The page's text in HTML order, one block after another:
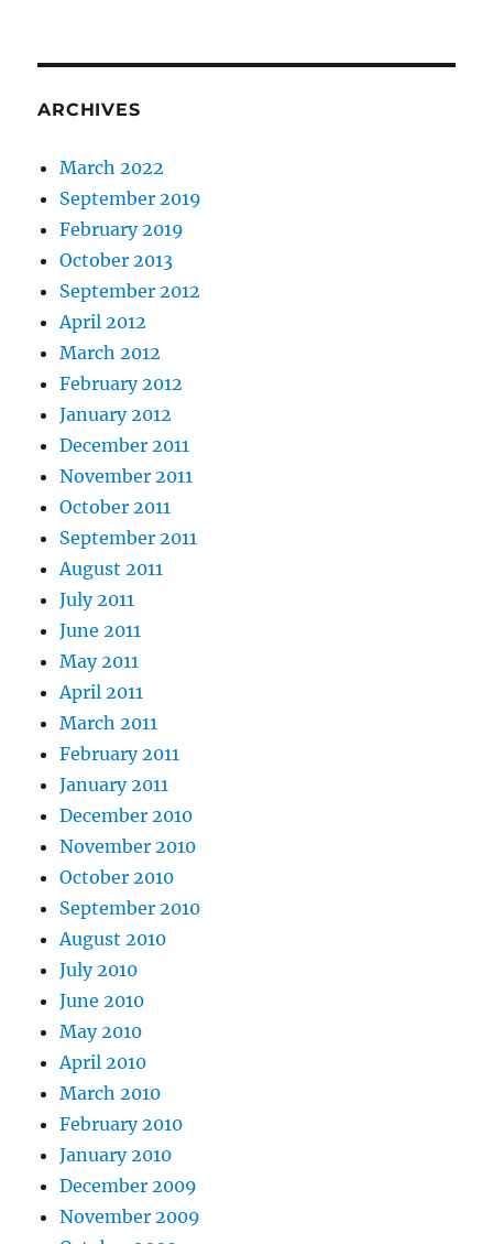
ARCHIVES
March 2022
September 2019
February 2019
October 2013
September 2012
April 2012
March 2012
February 2012
January 2012
December 2011
November 2011
October 2011
September 2011
August 2011
July 2011
June 2011
May 2011
April 2011
March 2011
February 2011
January 2011
December 2010
November 2010
October 2010
September 2010
August 2010
July 2010
June 2010
May 2010
April 2010
March 2010
February 2010
January 2010
December 2009
November 2009